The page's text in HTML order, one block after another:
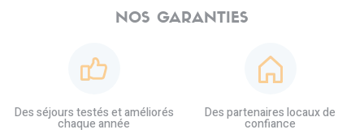
NOS GARANTIES
Des séjours testés et améliorés
chaque année
Des partenaires locaux de
confiance